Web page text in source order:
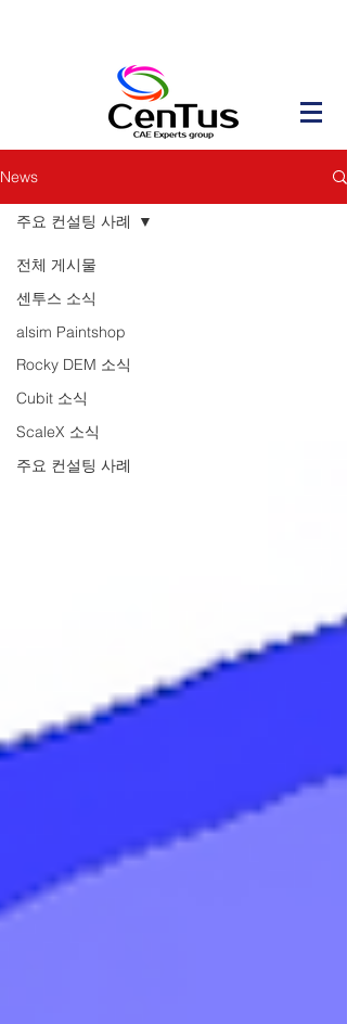
News
전체 게시물
센투스 소식
alsim Paintshop
Rocky DEM 소식
Cubit 소식
ScaleX 소식
주요 컨설팅 사례
주요 컨설팅 사례